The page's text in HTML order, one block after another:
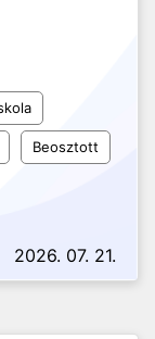
Beosztott
2026. 07. 21.